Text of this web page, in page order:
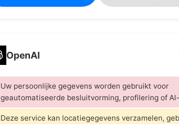
OpenAI
Uw persoonlijke gegevens worden gebruikt voor
geautomatiseerde besluitvorming, profilering of
Deze service kan locatiegegevens verzamelen,